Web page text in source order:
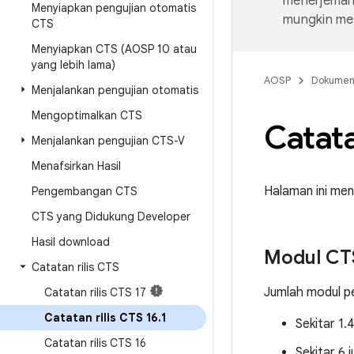
Menyiapkan pengujian otomatis
CTS
Menyiapkan CTS (AOSP 10 atau
yang lebih lama)
Menjalankan pengujian otomatis
Mengoptimalkan CTS
Menjalankan pengujian CTS-V
Menafsirkan Hasil
Pengembangan CTS
CTS yang Didukung Developer
Hasil download
Catatan rilis CTS
Catatan rilis CTS 17
Catatan rilis CTS 16.1
Catatan rilis CTS 16
mungkin
AOSP Dokumen
Halaman ini
Modul
Jumlah modul
Sekitar